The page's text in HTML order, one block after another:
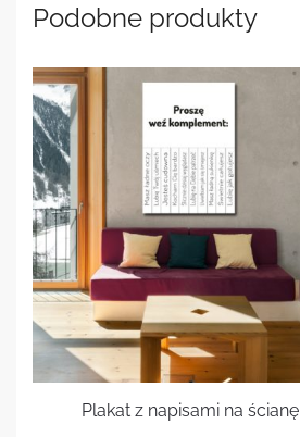
Podobne produkty
Plakat z napisami na ścianę